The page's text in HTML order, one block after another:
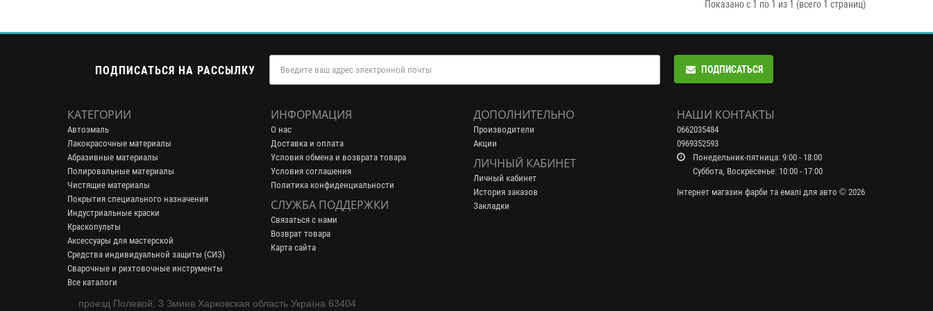
Показано с 1 по 1 из 1 (всего 1 страниц)
ПОДПИСАТЬСЯ НА РАССЫЛКУ ПОДПИСАТЬСЯ
КАТЕГОРИИ
Автоэмаль
Лакокрасочные материалы
Абразивные материалы
Полировальные материалы
Чистящие материалы
Покрытия специального назначения
Индустриальные краски
Краскопульты
Аксессуары для мастерской
Средства индивидуальной защиты (СИЗ)
Сварочные и рихтовочные инструменты
Все каталоги
ИНФОРМАЦИЯ
О нас
Доставка и оплата
Условия обмена и возврата товара
Условия соглашения
Политика конфиденциальности
СЛУЖБА ПОДДЕРЖКИ
Связаться с нами
Возврат товара
Карта сайта
ДОПОЛНИТЕЛЬНО
Производители
Акции
ЛИЧНЫЙ КАБИНЕТ
Личный кабинет
История заказов
Закладки
НАШИ КОНТАКТЫ
0662035484
0969352593
Понедельник-пятница: 9:00 - 18:00
Суббота, Воскресенье: 10:00 - 17:00
Інтернет магазин фарби та емалі для авто © 2026
проезд Полевой, 3 Змиев Харковская область Україна 63404